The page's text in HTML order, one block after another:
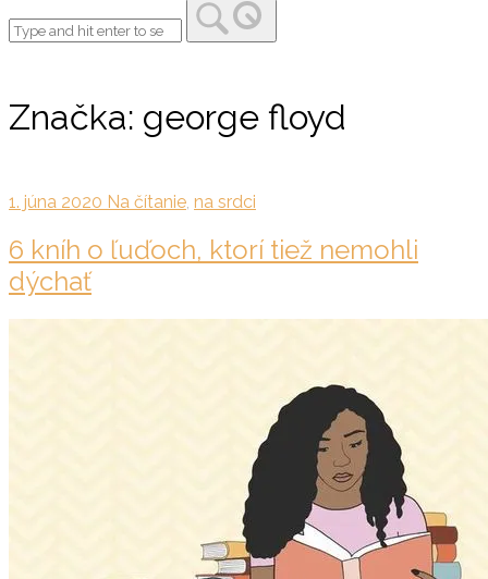
Značka: george floyd
1. júna 2020 Na čítanie, na srdci
6 kníh o ľuďoch, ktorí tiež nemohli
dýchať